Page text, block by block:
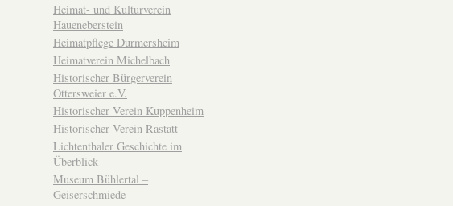
Heimat- und Kulturverein
Haueneberstein
Heimatpflege Durmersheim
Heimatverein Michelbach
Historischer Bürgerverein
Ottersweier e.V.
Historischer Verein Kuppenheim
Historischer Verein Rastatt
Lichtenthaler Geschichte im
Überblick
Museum Bühlertal –
Geiserschmiede –